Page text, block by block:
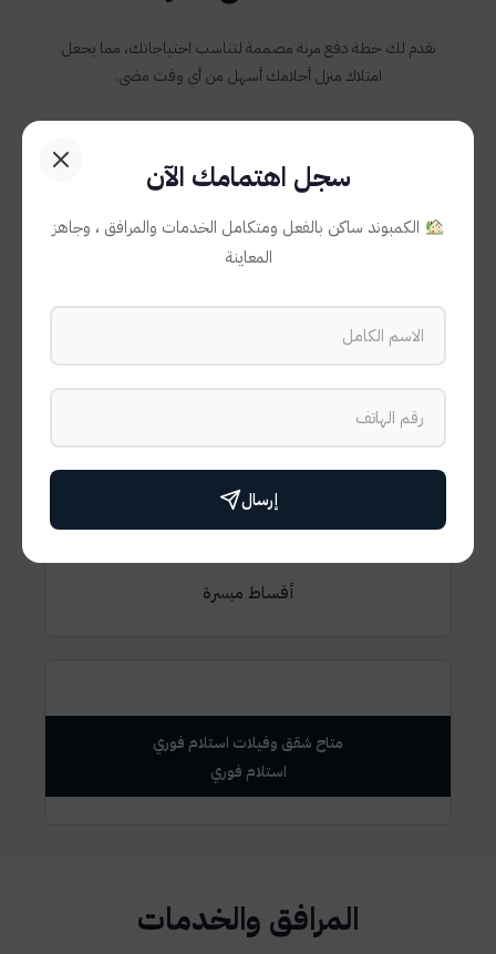
نقدم لك خطة دفع مرنة مصممة لتناسب احتياجاتك، مما يجعل
امتلاك منزل أحلامك أسهل من أي وقت مضى.
10%
7
7 سنين اقساط
أقساط ميسرة
متاح شقق وفيلات استلام فوري
المرافق والخدمات
سجل اهتمامك الآن
الكمبوند ساكن بالفعل ومتكامل الخدمات والمرافق ، وجاهز
المعاينة
إرسال